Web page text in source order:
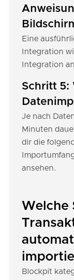
Eine
Integration
Integration
Schritt 5:
Je nach
Minuten
dir die
ansehen.
Welche
Blockpit